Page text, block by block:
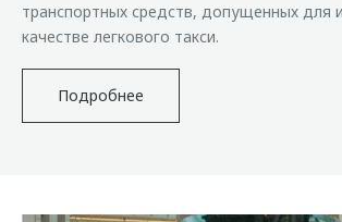
транспортных средств, допущенных для
качестве легкового такси.
Подробнее